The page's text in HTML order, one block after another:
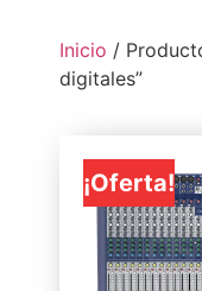
Inicio /
digitales”
¡Oferta!